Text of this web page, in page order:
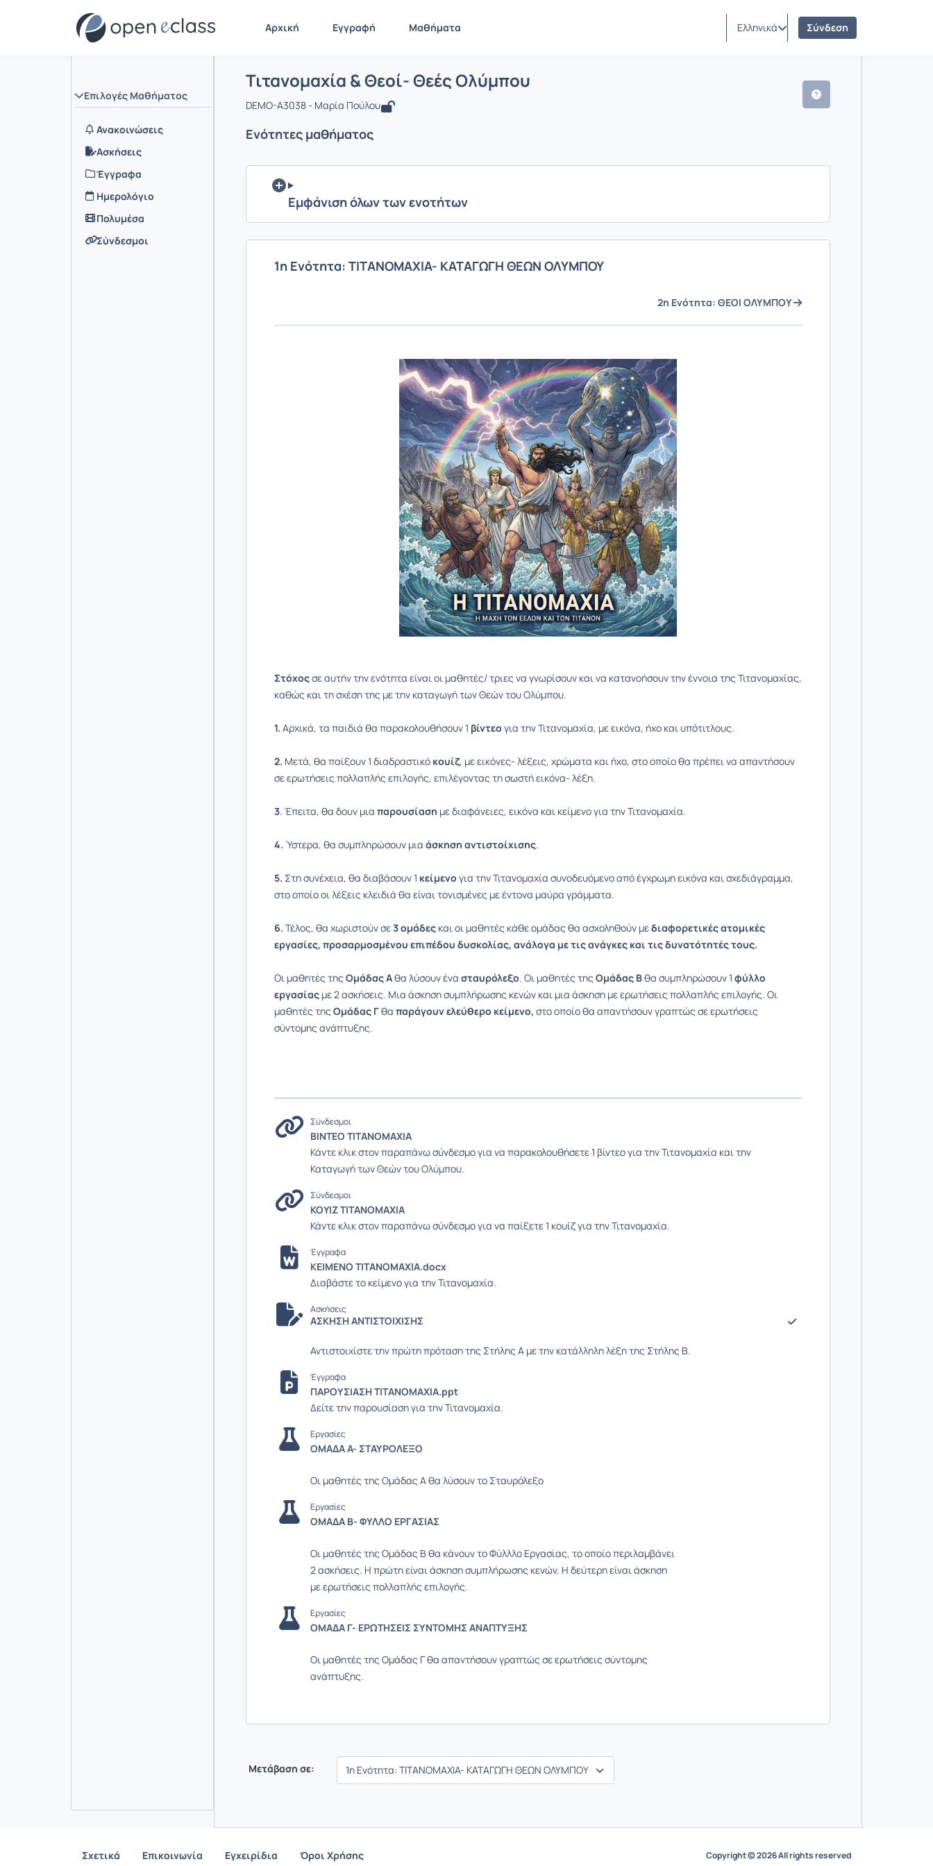
Αρχική Εγγραφή Μαθήματα Ελληνικά Σύνδεση
Επιλογές Μαθήματος
Ανακοινώσεις
Ασκήσεις
Έγγραφα
Ημερολόγιο
Πολυμέσα
Σύνδεσμοι
Μάθημα : Τιτανομαχία & Θεοί- Θεές Ολύμπου
Τιτανομαχία & Θεοί- Θεές Ολύμπου
DEMO-A3038 - Μαρία Πούλου
Ενότητες μαθήματος
Εμφάνιση όλων των ενοτήτων
1η Ενότητα: ΤITANOMAXIA- ΚΑΤΑΓΩΓΗ ΘΕΩΝ ΟΛΥΜΠΟΥ
2η Ενότητα: ΘΕΟΙ ΟΛΥΜΠΟΥ
Στόχοςσε αυτήν την ενότητα είναι οι μαθητές/ τριες να γνωρίσουν και να κατανοήσουν την έννοια της Τιτανομαχίας,
καθώς και τη σχέση της με την καταγωγή των Θεών του Ολύμπου.
1. Αρχικά, τα παιδιά θα παρακολουθήσουν 1 βίντεο για την Τιτανομαχία, με εικόνα, ήχο και υπότιτλους.
2. Μετά, θα παίξουν 1 διαδραστικό κουίζ, με εικόνες- λέξεις, χρώματα και ήχο, στο οποίο θα πρέπει να απαντήσουν
σε ερωτήσεις πολλαπλής επιλογής, επιλέγοντας τη σωστή εικόνα- λέξη.
3. Έπειτα, θα δουν μια παρουσίαση με διαφάνειες, εικόνα και κείμενο για την Τιτανομαχία.
4. Ύστερα, θα συμπληρώσουν μια άσκηση αντιστοίχισης.
5. Στη συνέχεια, θα διαβάσουν 1 κείμενο για την Τιτανομαχία συνοδευόμενο από έγχρωμη εικόνα και σχεδιάγραμμα,
στο οποίο οι λέξεις κλειδιά θα είναι τονισμένες με έντονα μαύρα γράμματα.
6. Τέλος, θα χωριστούν σε3 ομάδες και οι μαθητές κάθε ομάδας θα ασχοληθούν μεδιαφορετικές ατομικές
εργασίες, προσαρμοσμένου επιπέδου δυσκολίας, ανάλογα με τις ανάγκες και τιςδυνατότητές τους.
Οι μαθητές της Ομάδας Αθα λύσουν ένα σταυρόλεξο. Οι μαθητές της Ομάδας Βθα συμπληρώσουν 1 φύλλο
εργασίας με 2 ασκήσεις. Μια άσκηση συμπλήρωσης κενών και μια άσκηση με ερωτήσεις πολλαπλής επιλογής. Οι
μαθητές της Ομάδας Γθα παράγουνελεύθερο κείμενο, στο οποίο θα απαντήσουν γραπτώς σε ερωτήσεις
σύντομης ανάπτυξης.
Σύνδεσμοι
ΒΙΝΤΕΟ ΤΙΤΑΝΟΜΑΧΙΑ
Κάντε κλικ στον παραπάνω σύνδεσμο για να παρακολουθήσετε 1 βίντεο για την Τιτανομαχία και την
Καταγωγή των Θεών του Ολύμπου.
Σύνδεσμοι
ΚΟΥΙΖ ΤΙΤΑΝΟΜΑΧΙΑ
Κάντε κλικ στον παραπάνω σύνδεσμο για να παίξετε 1 κουίζ για την Τιτανομαχία.
Έγγραφα
ΚΕΙΜΕΝΟ ΤΙΤΑΝΟΜΑΧΙΑ.docx
Διαβάστε το κείμενο για την Τιτανομαχία.
Ασκήσεις
ΑΣΚΗΣΗ ΑΝΤΙΣΤΟΙΧΙΣΗΣ
Αντιστοιχίστε την πρώτη πρόταση της Στήλης Α με την κατάλληλη λέξη της Στήλης Β.
Έγγραφα
ΠΑΡΟΥΣΙΑΣΗ ΤΙΤΑΝΟΜΑΧΙΑ.ppt
Δείτε την παρουσίαση για την Τιτανομαχία.
Εργασίες
ΟΜΑΔΑ Α- ΣΤΑΥΡΟΛΕΞΟ
Οι μαθητές της Ομάδας Α θα λύσουν το Σταυρόλεξο
Εργασίες
ΟΜΑΔΑ Β- ΦΥΛΛΟ ΕΡΓΑΣΙΑΣ
Οι μαθητές της Ομάδας Β θα κάνουν το Φύλλλο Εργασίας, το οποίο περιλαμβάνει
2 ασκήσεις. Η πρώτη είναι άσκηση συμπλήρωσης κενών. Η δεύτερη είναι άσκηση
με ερωτήσεις πολλαπλής επιλογής.
Εργασίες
ΟΜΑΔΑ Γ- ΕΡΩΤΗΣΕΙΣ ΣΥΝΤΟΜΗΣ ΑΝΑΠΤΥΞΗΣ
Οι μαθητές της Ομάδας Γ θα απαντήσουν γραπτώς σε ερωτήσεις σύντομης
ανάπτυξης.
Μετάβαση σε:
Σχετικά Επικοινωνία Εγχειρίδια Όροι Χρήσης Copyright © 2026 All rights reserved